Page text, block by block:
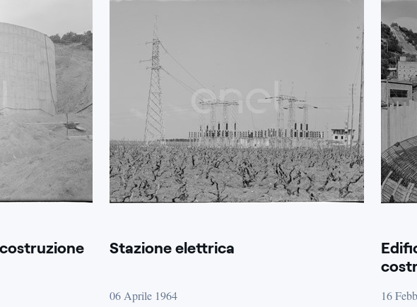
Stazione elettrica
06 Aprile 1964 16